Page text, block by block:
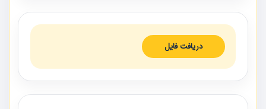
دریافت فایل